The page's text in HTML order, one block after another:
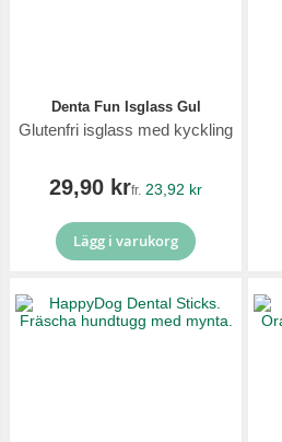
Denta Fun Isglass Gul
Glutenfri isglass med kyckling
29,90 krfr. 23,92 kr
Lägg i varukorg